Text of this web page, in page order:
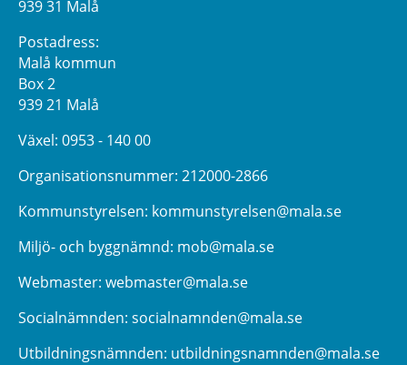
939 31 Malå
Postadress:
Malå kommun
Box 2
939 21 Malå
Växel: 0953 - 140 00
Organisationsnummer: 212000-2866
Kommunstyrelsen: kommunstyrelsen@mala.se
Miljö- och byggnämnd: mob@mala.se
Webmaster: webmaster@mala.se
Socialnämnden: socialnamnden@mala.se
Utbildningsnämnden: utbildningsnamnden@mala.se